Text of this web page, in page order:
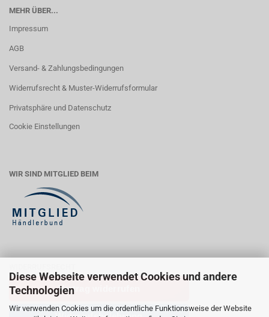
Diese Webseite verwendet Cookies und andere
Technologien
Wir verwenden Cookies um die ordentliche Funktionsweise der Website
MEHR ÜBER...
Impressum
AGB
Versand- & Zahlungsbedingungen
Widerrufsrecht & Muster-Widerrufsformular
Privatsphäre und Datenschutz
Cookie Einstellungen
WIR SIND MITGLIED BEIM
Vertrag widerrufen